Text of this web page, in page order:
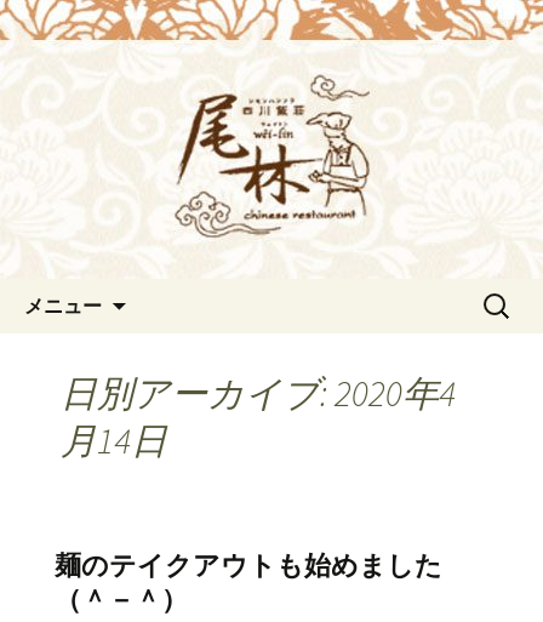
浜松の中華料理[尾林～Wei-
lin（ウェイリン）]からのお知
浜松の中華料理[尾林～Wei-lin（ウェイ
リン）]のブログ。デートや接待にも。
北京ダックも味わえます。
メニュー
検
日別アーカイブ: 2020年4
月14日
麺のテイクアウトも始めました
（＾－＾）